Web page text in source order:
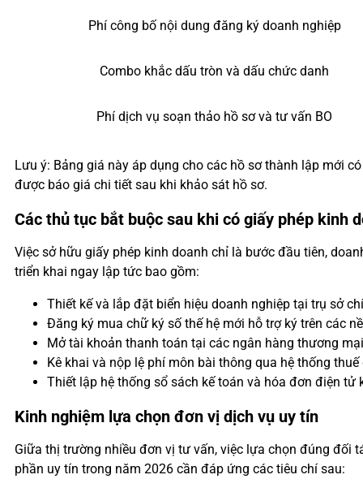
Phí công bố nội dung đăng ký doanh nghiệp
Combo khắc dấu tròn và dấu chức danh
Phí dịch vụ soạn thảo hồ sơ và tư vấn BO
Lưu ý: Bảng giá này áp dụng cho các hồ sơ thành lập mới
được báo giá chi tiết sau khi khảo sát hồ sơ.
Các thủ tục bắt buộc sau khi có giấy phép kinh
Việc sở hữu giấy phép kinh doanh chỉ là bước đầu tiên,
triển khai ngay lập tức bao gồm:
Thiết kế và lắp đặt biển hiệu doanh nghiệp tại trụ sở
Đăng ký mua chữ ký số thế hệ mới hỗ trợ ký trên các
Mở tài khoản thanh toán tại các ngân hàng thương
Kê khai và nộp lệ phí môn bài thông qua hệ thống
Thiết lập hệ thống sổ sách kế toán và hóa đơn điện
Kinh nghiệm lựa chọn đơn vị dịch vụ uy tín
Giữa thị trường nhiều đơn vị tư vấn, việc lựa chọn đúng đối
phần uy tín trong năm 2026 cần đáp ứng các tiêu chí sau: